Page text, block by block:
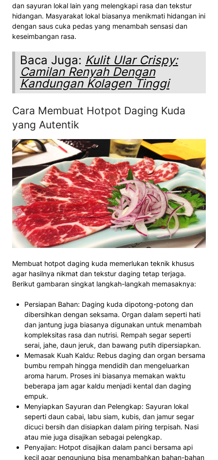
dan sayuran lokal lain yang melengkapi rasa dan tekstur
hidangan. Masyarakat lokal biasanya menikmati hidangan ini
dengan saus cuka pedas yang menambah sensasi dan
keseimbangan rasa.
Baca Juga: Kulit Ular Crispy:
Camilan Renyah Dengan
Kandungan Kolagen Tinggi
Cara Membuat Hotpot Daging Kuda
yang Autentik
Membuat hotpot daging kuda memerlukan teknik khusus
agar hasilnya nikmat dan tekstur daging tetap terjaga.
Berikut gambaran singkat langkah-langkah memasaknya:
Persiapan Bahan: Daging kuda dipotong-potong dan
dibersihkan dengan seksama. Organ dalam seperti hati
dan jantung juga biasanya digunakan untuk menambah
kompleksitas rasa dan nutrisi. Rempah segar seperti
serai, jahe, daun jeruk, dan bawang putih dipersiapkan.
Memasak Kuah Kaldu: Rebus daging dan organ bersama
bumbu rempah hingga mendidih dan mengeluarkan
aroma harum. Proses ini biasanya memakan waktu
beberapa jam agar kaldu menjadi kental dan daging
empuk.
Menyiapkan Sayuran dan Pelengkap: Sayuran lokal
seperti daun cabai, labu siam, kubis, dan jamur segar
dicuci bersih dan disiapkan dalam piring terpisah. Nasi
atau mie juga disajikan sebagai pelengkap.
Penyajian: Hotpot disajikan dalam panci bersama api
kecil agar pengunjung bisa menambahkan bahan-bahan